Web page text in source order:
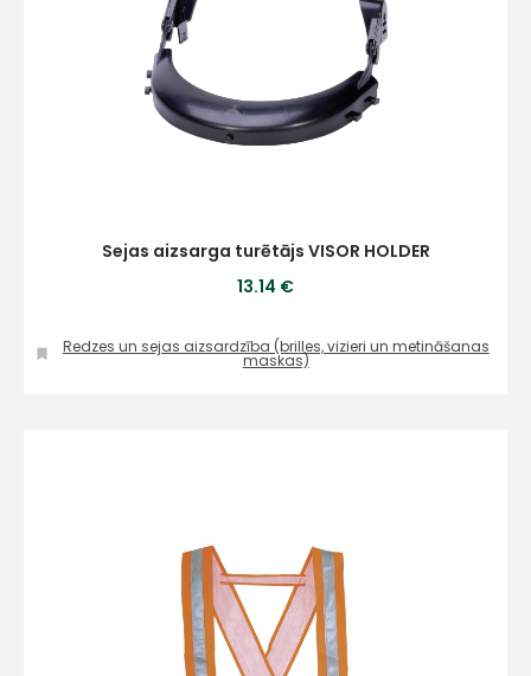
Sejas aizsarga turētājs VISOR HOLDER
13.14 €
Redzes un sejas aizsardzība (brilles, vizieri un metināšanas
maskas)